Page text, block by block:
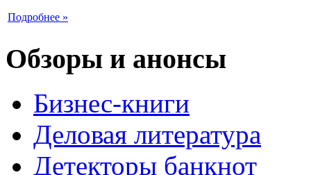
Подробнее »
Обзоры и анонсы
Бизнес-книги
Деловая литература
Детекторы банкнот